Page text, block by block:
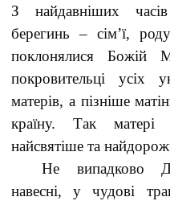
З найдавніших
берегинь – сім’ї,
поклонялися Божій
покровительці усіх
матерів, а пізніше
країну. Так матері
найсвятіше та
Не випадково
навесні, у чудові